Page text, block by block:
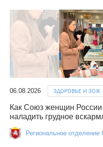
06.08.2026 ЗДОРОВЬЕ И ЗОЖ
Как Союз женщин
наладить грудное
Региональное